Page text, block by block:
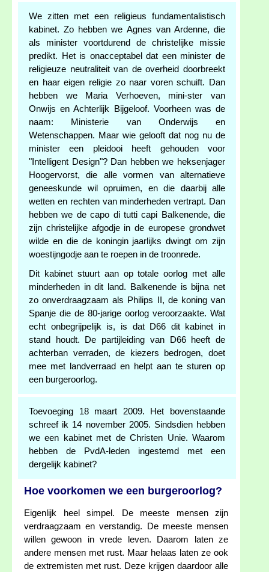
We zitten met een religieus fundamentalistisch
kabinet. Zo hebben we Agnes van Ardenne, die
als minister voortdurend de christelijke missie
predikt. Het is onacceptabel dat een minister de
religieuze neutraliteit van de overheid doorbreekt
en haar eigen religie zo naar voren schuift. Dan
hebben we Maria Verhoeven, mini-ster van
Onwijs en Achterlijk Bijgeloof. Voorheen was de
naam: Ministerie van Onderwijs en
Wetenschappen. Maar wie gelooft dat nog nu de
minister een pleidooi heeft gehouden voor
"Intelligent Design"? Dan hebben we heksenjager
Hoogervorst, die alle vormen van alternatieve
geneeskunde wil opruimen, en die daarbij alle
wetten en rechten van minderheden vertrapt. Dan
hebben we de capo di tutti capi Balkenende, die
zijn christelijke afgodje in de europese grondwet
wilde en die de koningin jaarlijks dwingt om zijn
woestijngodje aan te roepen in de troonrede.
Dit kabinet stuurt aan op totale oorlog met alle
minderheden in dit land. Balkenende is bijna net
zo onverdraagzaam als Philips II, de koning van
Spanje die de 80-jarige oorlog veroorzaakte. Wat
echt onbegrijpelijk is, is dat D66 dit kabinet in
stand houdt. De partijleiding van D66 heeft de
achterban verraden, de kiezers bedrogen, doet
mee met landverraad en helpt aan te sturen op
een burgeroorlog.
Toevoeging 18 maart 2009. Het bovenstaande
schreef ik 14 november 2005. Sindsdien hebben
we een kabinet met de Christen Unie. Waarom
hebben de PvdA-leden ingestemd met een
dergelijk kabinet?
Hoe voorkomen we een burgeroorlog?
Eigenlijk heel simpel. De meeste mensen zijn
verdraagzaam en verstandig. De meeste mensen
willen gewoon in vrede leven. Daarom laten ze
andere mensen met rust. Maar helaas laten ze ook
de extremisten met rust. Deze krijgen daardoor alle